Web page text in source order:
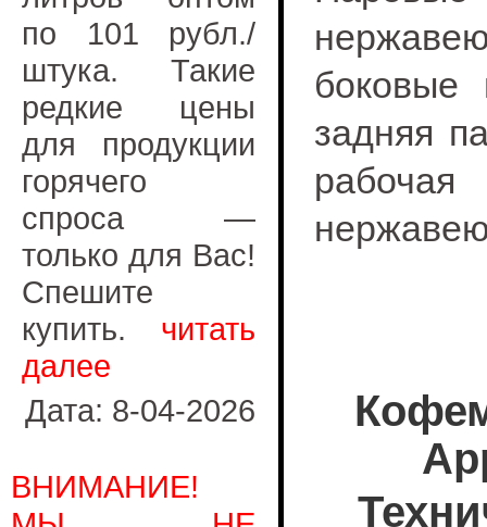
по 101 рубл./
штука. Такие
редкие цены
для продукции
горячего
спроса —
только для Вас!
Спешите
купить. читать
далее
Дата: 8-04-2026
ВНИМАНИЕ!
задняя